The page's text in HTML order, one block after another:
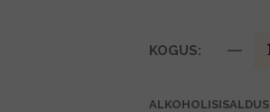
KOGUS:
ALKOHOLISISALDUS